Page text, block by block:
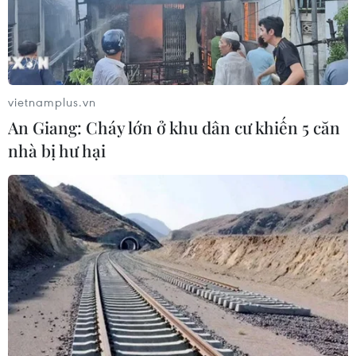
Mỹ trục xuất gần 1,5 triệu người nhập
cư trái phép trong 12 tháng
04/08/2026 22:43
Động đất tại Venezuela: Số người
thiệt mạng đã tăng lên hơn 6.000
người
04/08/2026 10:17
Thượng viện Mỹ đạt bước tiến quan
trọng để tránh nguy cơ chính phủ
phải đóng cửa
04/08/2026 07:04
vietnamplus.vn
An Giang: Cháy lớn ở khu dân cư khiến 5 căn
nhà bị hư hại